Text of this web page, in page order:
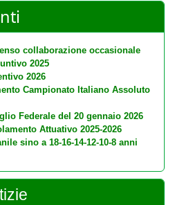
collaborazione occasionale
2025
2026
Campionato Italiano Assoluto
Federale del 20 gennaio 2026
Attuativo 2025-2026
sino a 18-16-14-12-10-8 anni